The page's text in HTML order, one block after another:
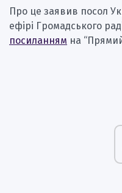
Про це заявив посол
ефірі Громадського
посиланням на